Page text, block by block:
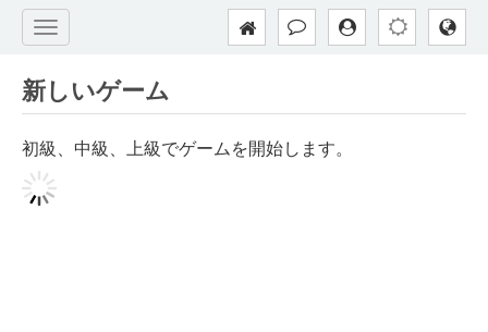
新しいゲーム
初級、中級、上級でゲームを開始します。